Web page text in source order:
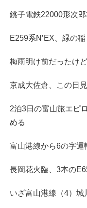
銚子電鉄22000形次
E259系N’EX、緑の
梅雨明け前だったけ
京成大佐倉、この日
2泊3日の富山旅エピ
める
富山港線から6の字運
長岡花火臨、3本の
いざ富山港線（4）